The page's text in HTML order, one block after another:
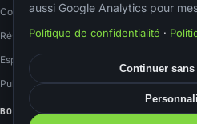
Contact
Réseaux sociaux
Espace membre
Publier un event
BOUTIQUE
aussi Google Analytics pour
Politique de confidentialité ·
Continuer sans